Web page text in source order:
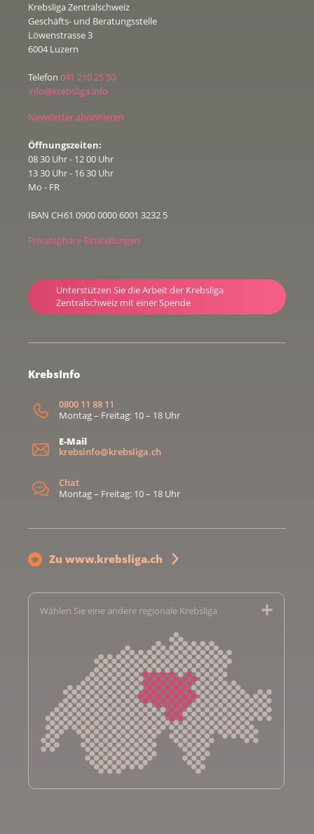
Krebsliga Zentralschweiz
Geschäfts- und Beratungsstelle
Löwenstrasse 3
6004 Luzern
Telefon 041 210 25 50
info@krebsliga.info
Newsletter abonnieren
Öffnungszeiten:
08 30 Uhr - 12 00 Uhr
13 30 Uhr - 16 30 Uhr
Mo - FR
IBAN CH61 0900 0000 6001 3232 5
Privatsphäre-Einstellungen
Unterstützen Sie die Arbeit der Krebsliga
Zentralschweiz mit einer Spende
KrebsInfo
0800 11 88 11
Montag – Freitag: 10 – 18 Uhr
E-Mail
krebsinfo@krebsliga.ch
Chat
Montag – Freitag: 10 – 18 Uhr
Zu www.krebsliga.ch
Wählen Sie eine andere regionale Krebsliga